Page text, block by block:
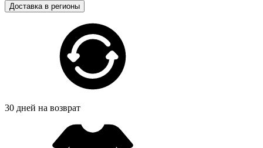
Доставка в регионы
30 дней на возврат